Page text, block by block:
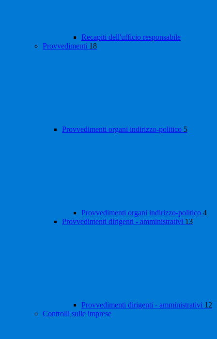
Recapiti dell'ufficio responsabile
Provvedimenti 18
Provvedimenti organi indirizzo-politico 5
Provvedimenti organi indirizzo-politico 4
Provvedimenti dirigenti - amministrativi 13
Provvedimenti dirigenti - amministrativi 12
Controlli sulle imprese